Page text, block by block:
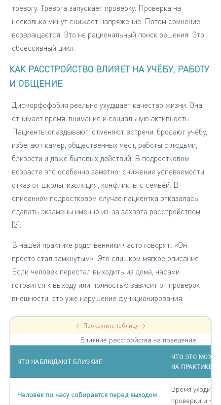
тревогу. Тревога запускает проверку. Проверка на
несколько минут снижает напряжение. Потом сомнение
возвращается. Это не рациональный поиск решения. Это
обсессивный цикл.
КАК РАССТРОЙСТВО ВЛИЯЕТ НА УЧЁБУ, РАБОТУ
И ОБЩЕНИЕ
Дисморфофобия реально ухудшает качество жизни. Она
отнимает время, внимание и социальную активность.
Пациенты опаздывают, отменяют встречи, бросают учёбу,
избегают камер, общественных мест, работы с людьми,
близости и даже бытовых действий. В подростковом
возрасте это особенно заметно: снижение успеваемости,
отказ от школы, изоляция, конфликты с семьёй. В
описанном подростковом случае пациентка отказалась
сдавать экзамены именно из-за захвата расстройством
[2].
В нашей практике родственники часто говорят: «Он
просто стал замкнутым». Это слишком мягкое описание.
Если человек перестал выходить из дома, часами
готовится к выходу или полностью зависит от проверок
внешности, это уже нарушение функционирования.
← Прокрутите таблицу →
Влияние расстройства на поведение
ЧТО НАБЛЮДАЮТ БЛИЗКИЕ
ЧТО ЭТО
НА ПРАКТИКЕ
Человек по часу собирается перед выходом
Время уходит
проверки и